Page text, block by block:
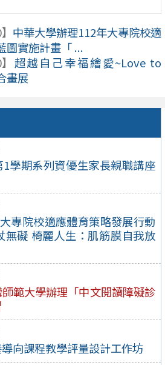
學期系列資優生家長親職講座
專院校適應體育策略發展行動
無礙 椅麗人生：肌筋膜自我放
範大學辦理「中文閱讀障礙診
導向課程教學評量設計工作坊
中華大學辦理112年大專院校適
圖實施計畫「 ...
超越自己幸福繪愛~Love to
畫展